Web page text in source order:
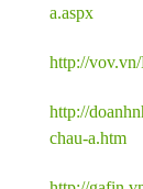
a.aspx
http://
http://
chau-a.htm